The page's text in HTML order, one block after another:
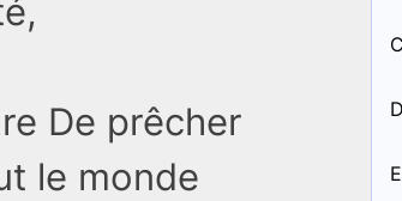
De prêcher
le monde